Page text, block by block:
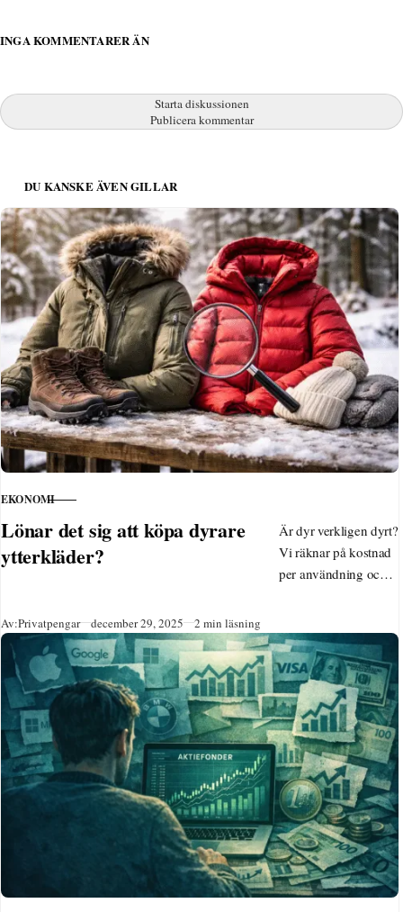
INGA KOMMENTARER ÄN
Starta diskussionen
Publicera kommentar
DU KANSKE ÄVEN GILLAR
KATEGORI
EKONOMI
Lönar det sig att köpa dyrare
ytterkläder?
Är dyr verkligen dyrt?
Vi räknar på kostnad
per användning och
faktiskt sparar pengar.
Av:Privatpengar Publicerad
december 29, 2025 2 min läsning